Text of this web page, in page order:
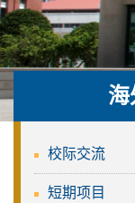
海
校际交流
短期项目